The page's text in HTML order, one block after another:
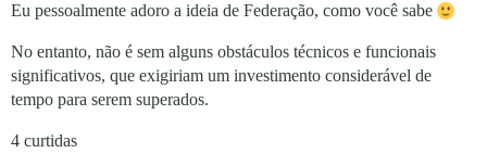
Eu pessoalmente adoro a ideia de Federação, como você sabe
No entanto, não é sem alguns obstáculos técnicos e funcionais
significativos, que exigiriam um investimento considerável de
tempo para serem superados.
4 curtidas